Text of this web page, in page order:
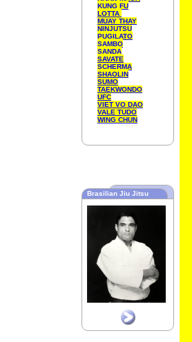
KUNG FU
LOTTA
MUAY THAY
NINJUTSU
PUGILATO
SAMBO
SANDA
SAVATE
SCHERMA
SHAOLIN
SUMO
TAEKWONDO
UFC
VIET VO DAO
VALE TUDO
WING CHUN
Brasilian Jiu Jitsu